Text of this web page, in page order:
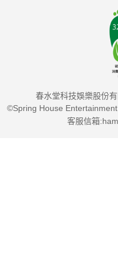
春水堂科技娛樂股份
©Spring House
客服信箱